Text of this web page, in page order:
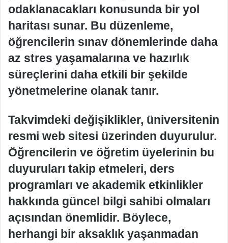
odaklanacakları konusunda bir yol
haritası sunar. Bu düzenleme,
öğrencilerin sınav dönemlerinde daha
az stres yaşamalarına ve hazırlık
süreçlerini daha etkili bir şekilde
yönetmelerine olanak tanır.
Takvimdeki değişiklikler, üniversitenin
resmi web sitesi üzerinden duyurulur.
Öğrencilerin ve öğretim üyelerinin bu
duyuruları takip etmeleri, ders
programları ve akademik etkinlikler
hakkında güncel bilgi sahibi olmaları
açısından önemlidir. Böylece,
herhangi bir aksaklık yaşanmadan